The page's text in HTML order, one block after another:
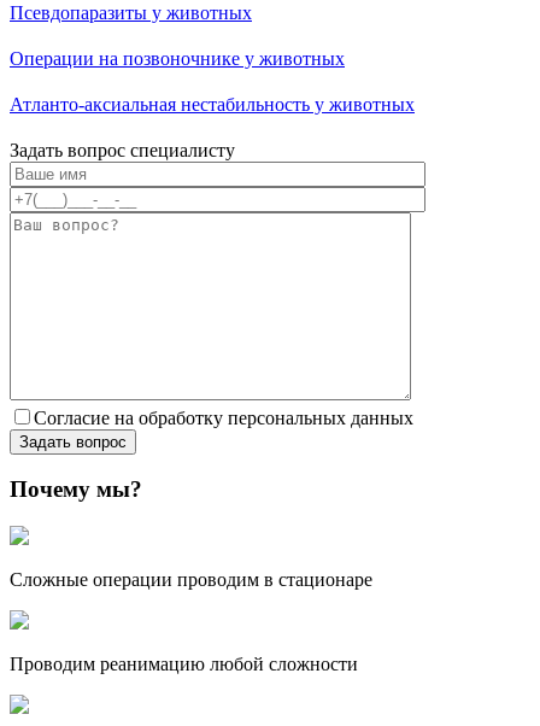
Псевдопаразиты у животных
Операции на позвоночнике у животных
Атланто-аксиальная нестабильность у животных
Задать вопрос специалисту
Согласие на обработку персональных данных
Почему мы?
Сложные операции проводим в стационаре
Проводим реанимацию любой сложности